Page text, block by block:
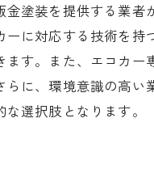
地域特有のサービ
実績と信頼性を兼
アフターケアが充
鈑金サービスを選ぶ際
塗装を提供する業
に対応する技術を
す。また、エコカ
に、環境意識の高
選択肢となります。